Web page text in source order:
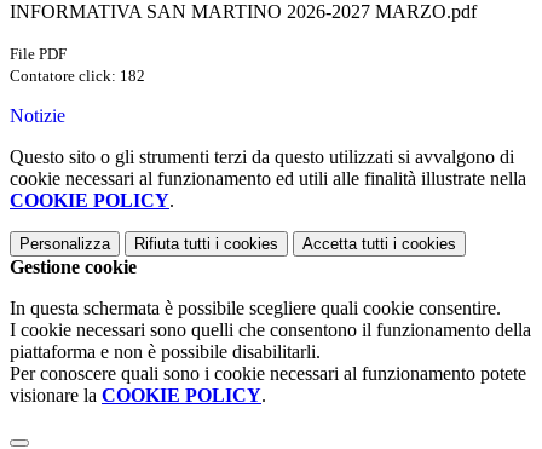
INFORMATIVA SAN MARTINO 2026-2027 MARZO.pdf
File PDF
Contatore click: 182
Notizie
Questo sito o gli strumenti terzi da questo utilizzati si avvalgono di
cookie necessari al funzionamento ed utili alle finalità illustrate nella
COOKIE POLICY.
Personalizza Rifiuta tutti i cookies Accetta tutti i cookies
Gestione cookie
In questa schermata è possibile scegliere quali cookie consentire.
I cookie necessari sono quelli che consentono il funzionamento della
piattaforma e non è possibile disabilitarli.
Per conoscere quali sono i cookie necessari al funzionamento potete
visionare la COOKIE POLICY.